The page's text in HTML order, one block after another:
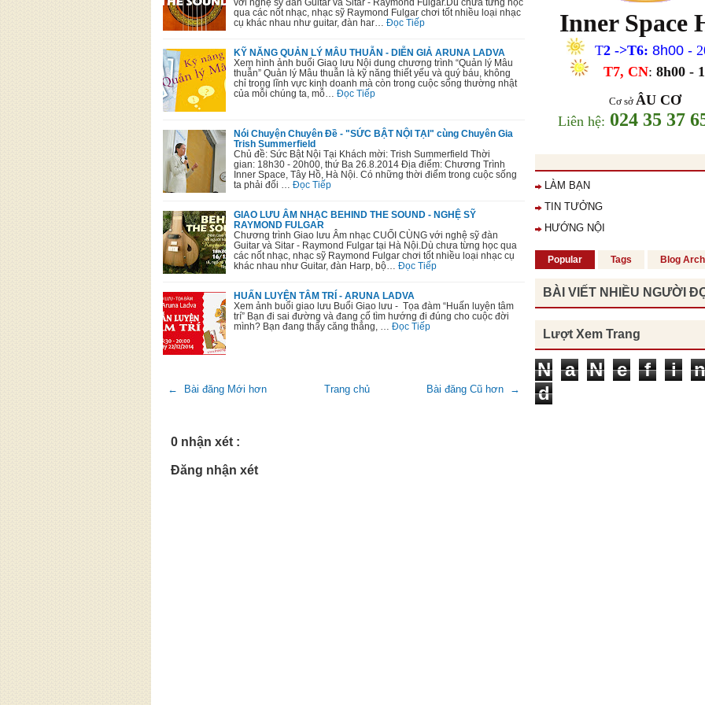
qua các nốt nhạc, nhạc sỹ Raymond Fulgar chơi tốt nhiều loại nhạc
cụ khác nhau như guitar, đàn har…
Đọc Tiếp
KỸ NĂNG QUẢN LÝ MÂU THUẪN - DIỄN GIẢ ARUNA LADVA
Xem hình ảnh buổi Giao lưu Nội dung chương trình “Quản lý Mâu
thuẫn” Quản lý Mâu thuẫn là kỹ năng thiết yếu và quý báu, không
chỉ trong lĩnh vực kinh doanh mà còn trong cuộc sống thường nhật
của mỗi chúng ta, mỗ…
Đọc Tiếp
Nói Chuyện Chuyên Đề - "SỨC BẬT NỘI TẠI" cùng Chuyên Gia
Trish Summerfield
Chủ đề: Sức Bật Nội Tại Khách mời: Trish Summerfield Thời
gian: 18h30 - 20h00, thứ Ba 26.8.2014 Địa điểm: Chương Trình
Inner Space, Tây Hồ, Hà Nội. Có những thời điểm trong cuộc sống
ta phải đối …
Đọc Tiếp
GIAO LƯU ÂM NHẠC BEHIND THE SOUND - NGHỆ SỸ
RAYMOND FULGAR
Chương trình Giao lưu Âm nhạc CUỐI CÙNG với nghệ sỹ đàn
Guitar và Sitar - Raymond Fulgar tại Hà Nội.Dù chưa từng học qua
các nốt nhạc, nhạc sỹ Raymond Fulgar chơi tốt nhiều loại nhạc cụ
khác nhau như Guitar, đàn Harp, bộ…
Đọc Tiếp
HUẤN LUYỆN TÂM TRÍ - ARUNA LADVA
Xem ảnh buổi giao lưu Buổi Giao lưu - Tọa đàm “Huấn luyện tâm
trí” Bạn đi sai đường và đang cố tìm hướng đi đúng cho cuộc đời
mình? Bạn đang thấy căng thẳng, …
Đọc Tiếp
← Bài đăng Mới hơn Bài đăng Cũ hơn →
Trang chủ
0 nhận xét :
Đăng nhận xét
"Tôi học được nhiều phương pháp
nâng cao lòng quí trọng bản
Tôi biết đối mặt với những thất bại,
biếm và những thói quen xấu. Tôi
quí mình hơn, quan tâm và dành
sâu sắc hơn mình đang tự huỷ
thui chột đi những giá trị vốn có
thuật toán, trắc nghiệm, em hiểu
thân và thôi không lo lắng về những
trước mắt nữa."
Hồng Hạnh
Inner Space
T2 ->T6: 8h00 -
T7, CN:8h00 -
Cơ sở ÂU CƠ
Liên hệ: 024 35 37
LÀM BẠN
TIN TƯỞNG
HƯỚNG NỘI
Popular Tags Blog
BÀI VIẾT NHIỀU NGƯỜI
Lượt Xem Trang
N a N e f i n
d